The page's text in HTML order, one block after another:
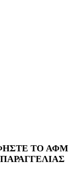
ΤΟ ΑΦΜ